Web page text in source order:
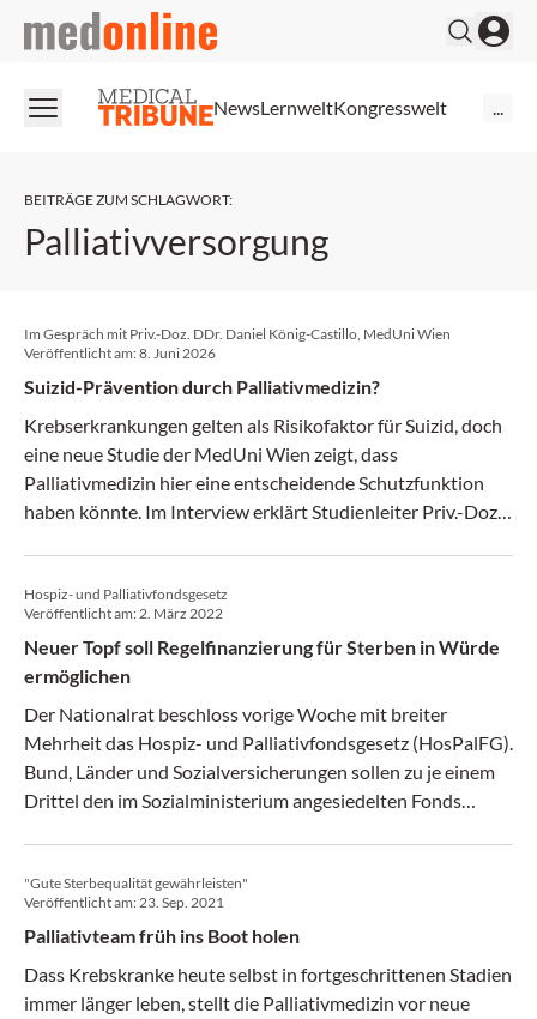
medonline
NewsLernweltKongresswelt
BEITRÄGE ZUM SCHLAGWORT:
Palliativversorgung
Im Gespräch mit Priv.-Doz. DDr. Daniel König-Castillo, MedUni Wien
Veröffentlicht am:8. Juni 2026
Suizid-Prävention durch Palliativmedizin?
Krebserkrankungen gelten als Risikofaktor für Suizid, doch
eine neue Studie der MedUni Wien zeigt, dass
Palliativmedizin hier eine entscheidende Schutzfunktion
haben könnte. Im Interview erklärt Studienleiter Priv.-Doz.
palliative Betreuung viel früher beginnen sollte.
Hospiz- und Palliativfondsgesetz
Veröffentlicht am:2. März 2022
Neuer Topf soll Regelfinanzierung für Sterben in Würde
ermöglichen
Der Nationalrat beschloss vorige Woche mit breiter
Mehrheit das Hospiz- und Palliativfondsgesetz (HosPalFG).
Bund, Länder und Sozialversicherungen sollen zu je einem
Drittel den im Sozialministerium angesiedelten Fonds
Sterbende auf Wunsch qualitativ hochwertig versorgt
werden – unabhängig vom Wohnwort und Geldbörserl. Die
Reaktionen sind großteils positiv und reichen von
„Meilenstein“ bis „Jahrhundertgesetz“. Es gibt aber auch
Kritik.
"Gute Sterbequalität gewährleisten"
Veröffentlicht am:23. Sep. 2021
Palliativteam früh ins Boot holen
Dass Krebskranke heute selbst in fortgeschrittenen Stadien
immer länger leben, stellt die Palliativmedizin vor neue